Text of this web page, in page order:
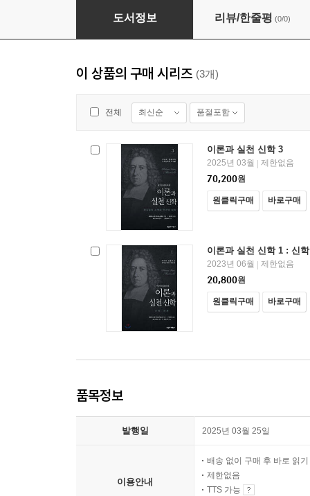
이론과 실천 신학 3
도서정보 리뷰/한줄평 (0/0)
이 상품의 구매 시리즈 (3개)
전체 최신순 품절포함
이론과 실천 신학 3
2025년 03월
제한없음
70,200원
원클릭구매 바로구매
이론과 실천 신학 1 : 신
2023년 06월
제한없음
20,800원
원클릭구매 바로구매
품목정보
발행일 2025년 03월 25일
이용안내
배송 없이 구매 후 바로 읽기
제한없음
TTS 가능